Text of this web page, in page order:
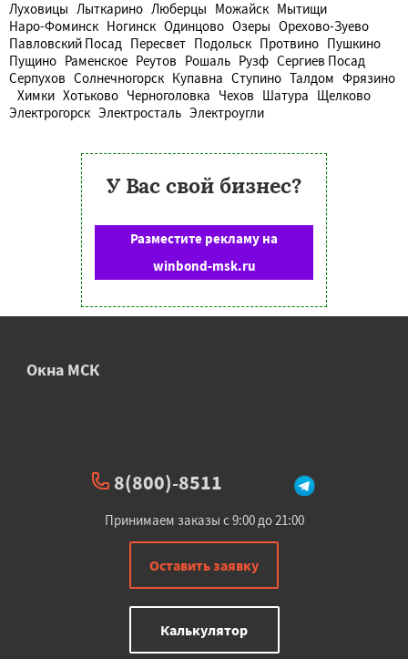
Луховицы Лыткарино Люберцы Можайск Мытищи
Наро-Фоминск Ногинск Одинцово Озеры Орехово-Зуево
Павловский Посад Пересвет Подольск Протвино Пушкино
Пущино Раменское Реутов Рошаль Рузф Сергиев Посад
Серпухов Солнечногорск Купавна Ступино Талдом Фрязино
Химки Хотьково Черноголовка Чехов Шатура Щелково
Электрогорск Электросталь Электроугли
У Вас свой бизнес?
Разместите рекламу на
winbond-msk.ru
Окна МСК
8(800)-8511
Принимаем заказы с 9:00 до 21:00
Оставить заявку
Калькулятор